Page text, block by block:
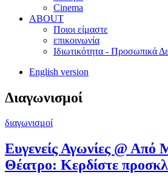
Cinema
ABOUT
Ποιοι είμαστε
επικοινωνία
Ιδιωτικότητα - Προσωπικά
English version
Διαγωνισμοί
διαγωνισμοί
Ευγενείς Αγωνίες @ Από
Θέατρο: Κερδίστε